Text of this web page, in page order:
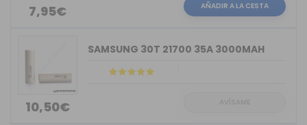
7,95€ AÑADIR A LA CESTA
10,50€
SAMSUNG 30T 21700 35A 3000MAH